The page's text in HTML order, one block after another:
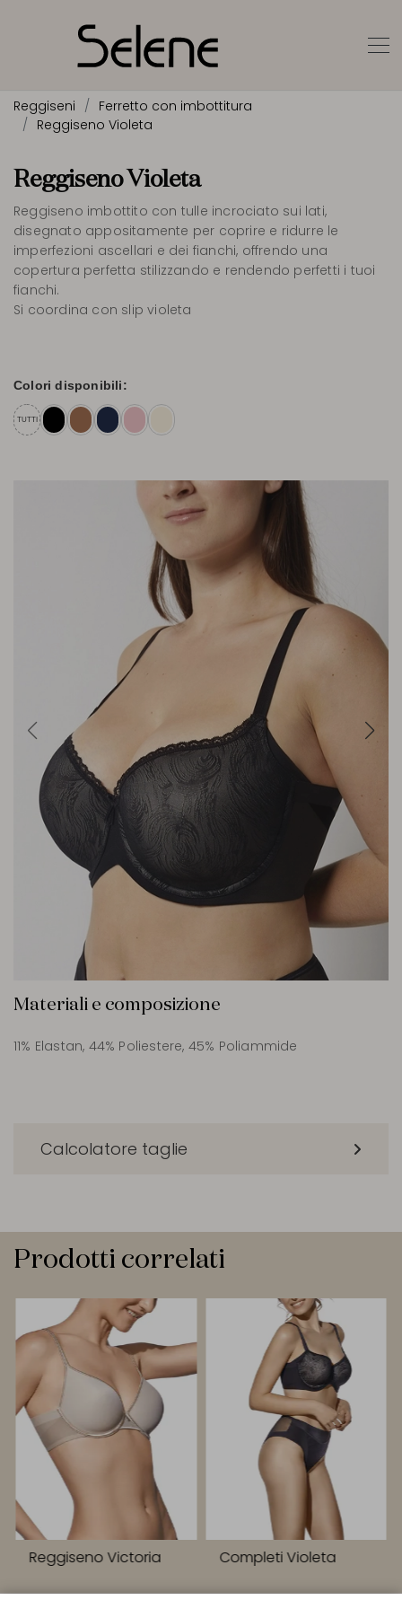
Reggiseni
Ferretto con imbottitura
Reggiseno Violeta
Reggiseno Violeta
Reggiseno imbottito con tulle incrociato sui lati,
disegnato appositamente per coprire e ridurre le
imperfezioni ascellari e dei fianchi, offrendo una
copertura perfetta stilizzando e rendendo perfetti i tuoi
fianchi.
Si coordina con slip violeta
Colori disponibili:
TUTTI
Materiali e composizione
11% Elastan, 44% Poliestere, 45% Poliammide
Calcolatore taglie
Prodotti correlati
Reggiseno Victoria Completi Violeta